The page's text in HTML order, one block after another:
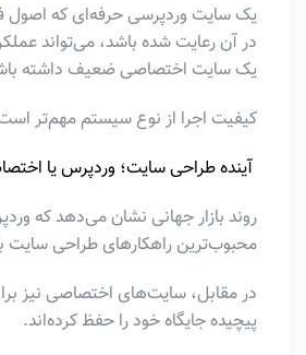
یک سایت وردپرسی حرفه‌ای که اصول
در آن رعایت شده باشد، می‌تواند
یک سایت اختصاصی ضعیف داشته
کیفیت اجرا از نوع سیستم مهم‌تر
آینده طراحی سایت؛ وردپرس یا
روند بازار جهانی نشان می‌دهد که
محبوب‌ترین راهکارهای طراحی سایت
در مقابل، سایت‌های اختصاصی نیز
پیچیده جایگاه خود را حفظ کرده‌اند.